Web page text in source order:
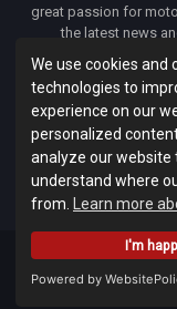
We use cookies and
technologies to
experience on our
personalized
analyze our website
understand where
from.
Learn more
I'm
Powered by
great passion for
the latest news
Additionally, you
developments
comments or
ofWRC